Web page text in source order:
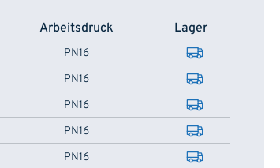
Arbeitsdruck Lager
PN16
PN16
PN16
PN16
PN16